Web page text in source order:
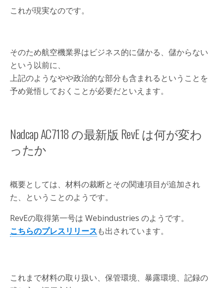
これが現実なのです。
そのため航空機業界はビジネス的に儲かる、儲からない
という以前に、
上記のようなやや政治的な部分も含まれるということを
予め覚悟しておくことが必要だといえます。
Nadcap AC7118 の最新版 RevE は何が変わ
ったか
概要としては、材料の裁断とその関連項目が追加され
た、ということのようです。
RevEの取得第一号は Webindustries のようです。
こちらのプレスリリースも出されています。
これまで材料の取り扱い、保管環境、暴露環境、記録の